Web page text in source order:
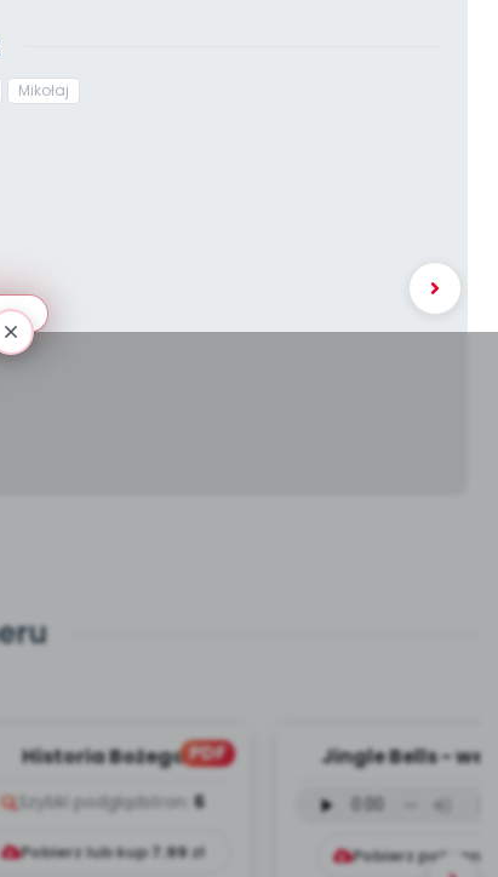
Mikołaj
PDF
Historia Bożego
Szybki podgląd stron: 6
Pobierz lub kup 7.99 zł
Jingle Bells -
mp3)
Pobierz